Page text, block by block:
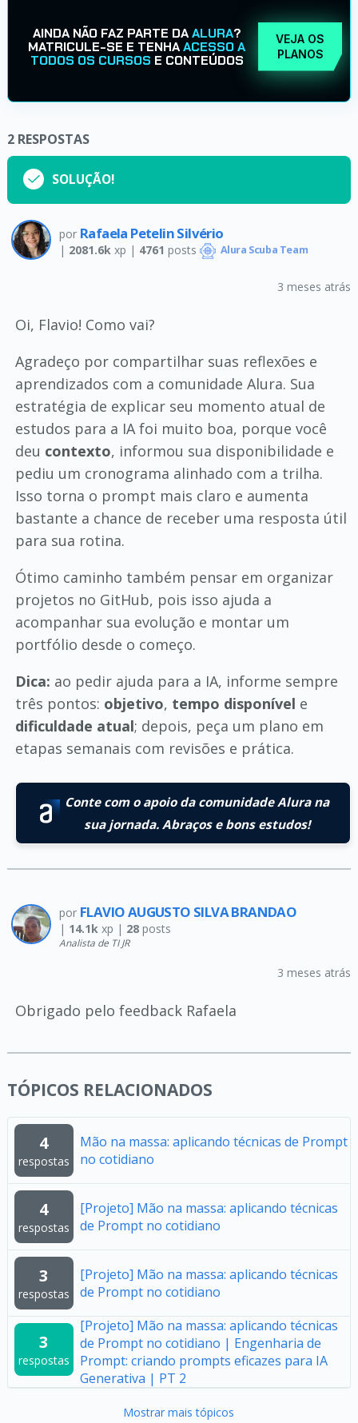
AINDA NÃO FAZ PARTE DAALURA?
MATRICULE-SE E TENHAACESSO A
TODOS OS CURSOS E CONTEÚDOS
VEJA OS
PLANOS
2 RESPOSTAS
SOLUÇÃO!
por Rafaela Petelin Silvério
| 2081.6k xp | 4761 posts Alura Scuba Team
3 meses atrás
Oi, Flavio! Como vai?
Agradeço por compartilhar suas reflexões e
aprendizados com a comunidade Alura. Sua
estratégia de explicar seu momento atual de
estudos para a IA foi muito boa, porque você
deu contexto, informou sua disponibilidade e
pediu um cronograma alinhado com a trilha.
Isso torna o prompt mais claro e aumenta
bastante a chance de receber uma resposta útil
para sua rotina.
Ótimo caminho também pensar em organizar
projetos no GitHub, pois isso ajuda a
acompanhar sua evolução e montar um
portfólio desde o começo.
Dica: ao pedir ajuda para a IA, informe sempre
três pontos: objetivo, tempo disponível e
dificuldade atual; depois, peça um plano em
etapas semanais com revisões e prática.
Conte com o apoio da comunidade Alura na
sua jornada. Abraços e bons estudos!
por FLAVIO AUGUSTO SILVA BRANDAO
| 14.1kxp | 28posts
Analista de TI JR
3 meses atrás
Obrigado pelo feedback Rafaela
TÓPICOS RELACIONADOS
4
respostas
Mão na massa: aplicando técnicas de Prompt
no cotidiano
4
respostas
[Projeto] Mão na massa: aplicando técnicas
de Prompt no cotidiano
3
respostas
[Projeto] Mão na massa: aplicando técnicas
de Prompt no cotidiano
3
respostas
[Projeto] Mão na massa: aplicando técnicas
de Prompt no cotidiano | Engenharia de
Prompt: criando prompts eficazes para IA
Generativa | PT 2
Mostrar mais tópicos